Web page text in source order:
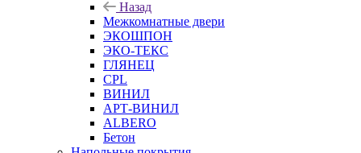
Назад
Межкомнатные двери
ЭКОШПОН
ЭКО-ТЕКС
ГЛЯНЕЦ
CPL
ВИНИЛ
АРТ-ВИНИЛ
ALBERO
Бетон